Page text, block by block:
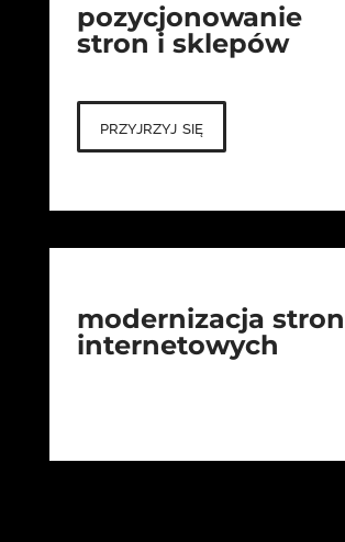
pozycjonowanie
stron i sklepów
przyjrzyj się
modernizacja stron
internetowych